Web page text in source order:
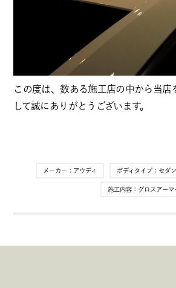
この度は、数ある施工店の中から当店
して誠にありがとうございます。
メーカー： アウディ ボディタイプ： セダン
施工内容： グロスアーマ